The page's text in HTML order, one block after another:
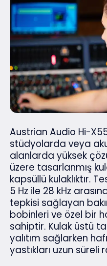
Austrian Audio Hi-
stüdyolarda veya
alanlarda yüksek
üzere tasarlanmış
kapsüllü kulaklıktır.
5 Hz ile 28 kHz
tepkisi sağlayan
bobinleri ve özel bir
sahiptir. Kulak üstü
yalıtım sağlarken
yastıkları uzun süreli